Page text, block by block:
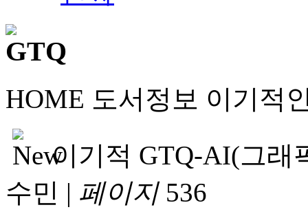
HOME 도서정보 이기적
이기적 GTQ-AI(그래
수민 | 페이지536